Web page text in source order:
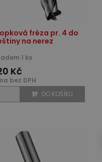
fréza pr. 4 do
na nerez
1 ks
Kč
bez DPH
DO KOŠÍKU